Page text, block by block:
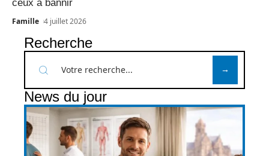
ceux à bannir
Famille 4 juillet 2026
Recherche
News du jour